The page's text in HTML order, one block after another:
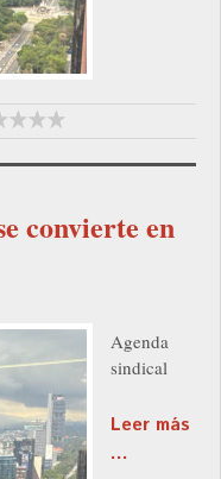
convierte en
Agenda
sindical
Leer más
...